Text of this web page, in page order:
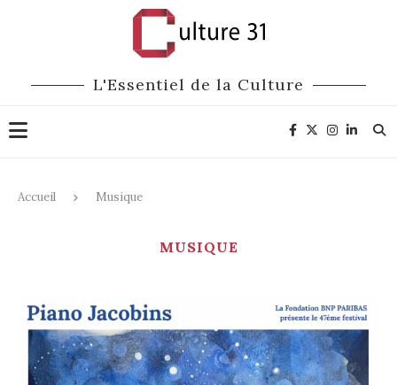
L'Essentiel de la Culture
Accueil Musique
MUSIQUE